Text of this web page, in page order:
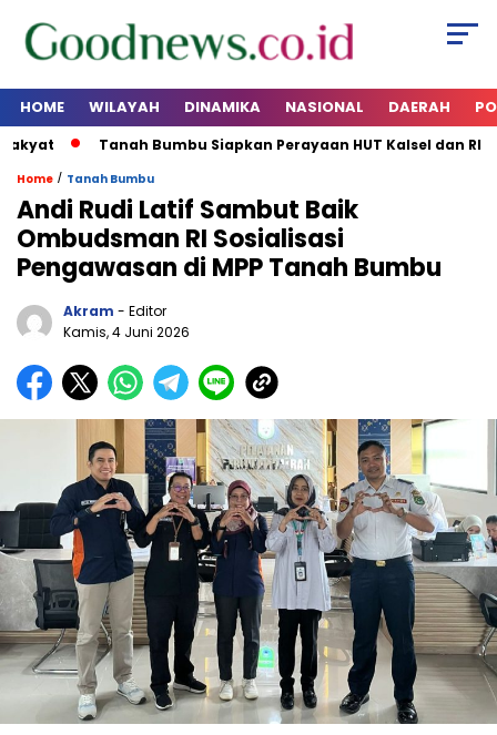
HOME WILAYAH DINAMIKA NASIONAL DAERAH
Tanah Bumbu Siapkan Perayaan HUT Kalsel dan RI 2026
Home / Tanah Bumbu
Andi Rudi Latif Sambut Baik
Ombudsman RI Sosialisasi
Pengawasan di MPP Tanah Bumbu
Akram - Editor
Kamis, 4 Juni 2026